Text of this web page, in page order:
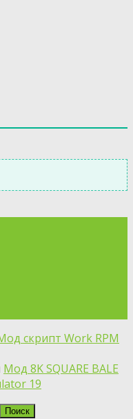
скрипт Work RPM
Мод 8K SQUARE BALE
19